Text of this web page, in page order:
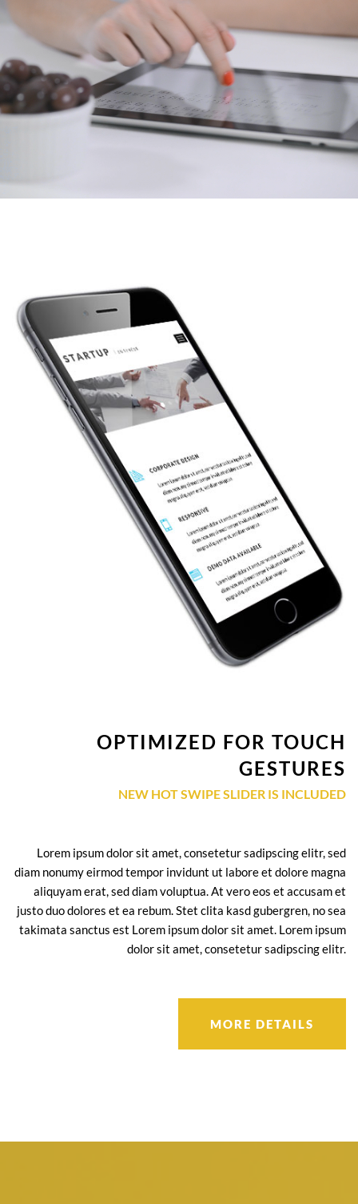
OPTIMIZED FOR TOUCH
GESTURES
NEW HOT SWIPE SLIDER IS INCLUDED
Lorem ipsum dolor sit amet, consetetur sadipscing elitr, sed
diam nonumy eirmod tempor invidunt ut labore et dolore magna
aliquyam erat, sed diam voluptua. At vero eos et accusam et
justo duo dolores et ea rebum. Stet clita kasd gubergren, no sea
takimata sanctus est Lorem ipsum dolor sit amet. Lorem ipsum
dolor sit amet, consetetur sadipscing elitr.
MORE DETAILS